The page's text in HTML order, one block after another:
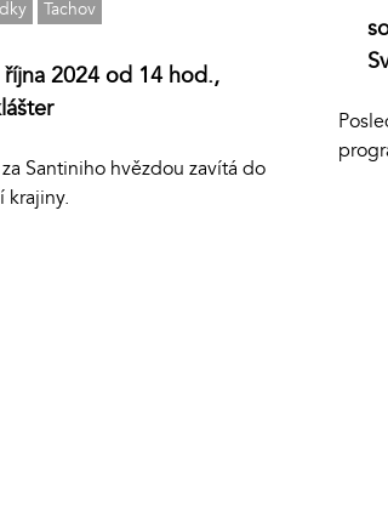
Tachov
2024 od 14 hod.,
Santiniho hvězdou zavítá do
krajiny.